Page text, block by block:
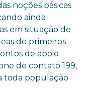
noções básicas
ainda
em situação de
de primeiros
de apoio
de contato 199,
toda população